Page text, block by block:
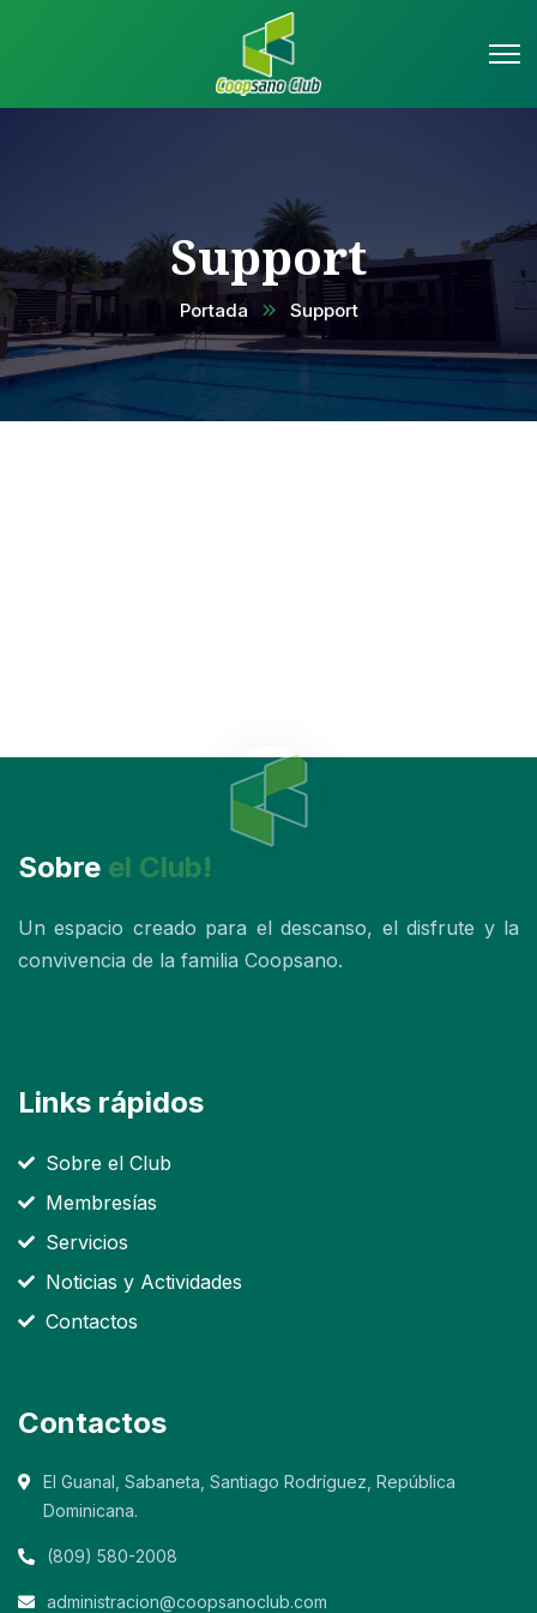
Support
Portada Support
Sobre el Club!
Un espacio creado para el descanso, el disfrute y la
convivencia de la familia Coopsano.
Links rápidos
Sobre el Club
Membresías
Servicios
Noticias y Actividades
Contactos
Contactos
El Guanal, Sabaneta, Santiago Rodríguez, República
Dominicana.
(809) 580-2008
administracion@coopsanoclub.com